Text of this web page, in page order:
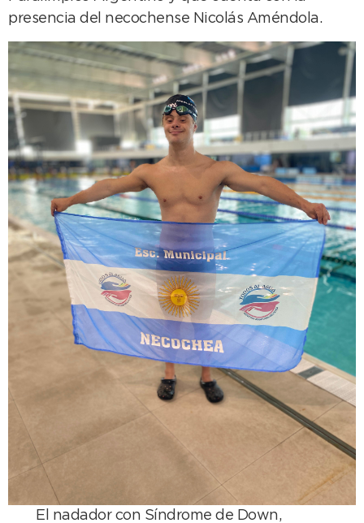
presencia del necochense Nicolás Améndola.
El nadador con Síndrome de Down,